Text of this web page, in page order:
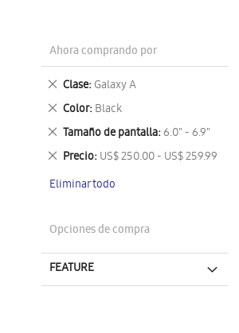
Ahora comprando por
Clase Galaxy A
Eliminar
este
artículo
Color Black
Eliminar
este
artículo
Tamaño de pantalla 6.0" - 6.9"
Eliminar
este
artículo
Precio US$ 250.00 - US$ 259.99
Eliminar
artículo
Eliminar todo
Opciones de compra
FEATURE